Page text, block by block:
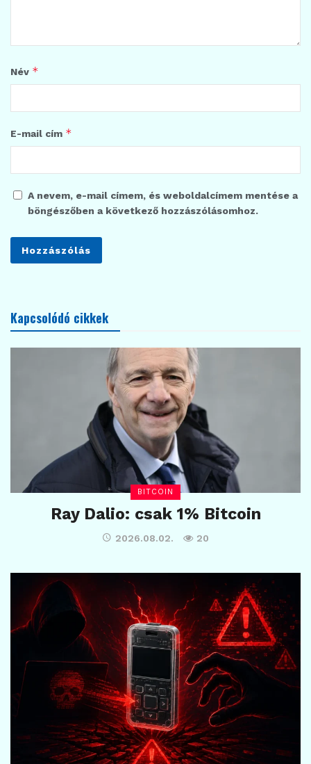
Név *
E-mail cím *
A nevem, e-mail címem, és weboldalcímem mentése a
böngészőben a következő hozzászólásomhoz.
Kapcsolódó cikkek
BITCOIN
Ray Dalio: csak 1% Bitcoin
2026.08.02. 20